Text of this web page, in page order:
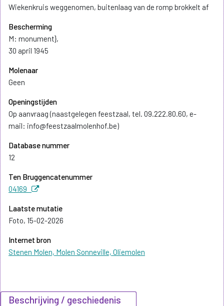
Wiekenkruis weggenomen, buitenlaag van de romp brokkelt af
Bescherming
M: monument},
30 april 1945
Molenaar
Geen
Openingstijden
Op aanvraag (naastgelegen feestzaal, tel. 09.222.80.60, e-
mail: info@feestzaalmolenhof.be)
Database nummer
12
Ten Bruggencatenummer
04169
Laatste mutatie
Foto, 15-02-2026
Internet bron
Stenen Molen, Molen Sonneville, Oliemolen
Beschrijving / geschiedenis